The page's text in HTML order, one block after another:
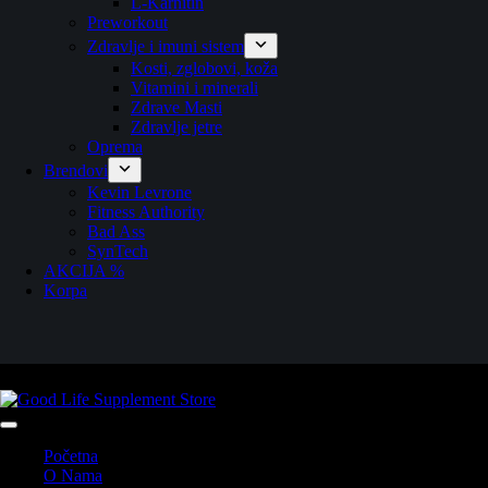
Preworkout
Zdravlje i imuni sistem
Kosti, zglobovi, koža
Vitamini i minerali
Zdrave Masti
Zdravlje jetre
Oprema
Brendovi
Kevin Levrone
Fitness Authority
Bad Ass
SynTech
AKCIJA %
Korpa
Početna
O Nama